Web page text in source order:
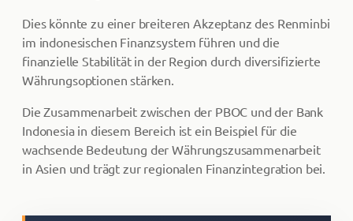
Dies könnte zu einer breiteren Akzeptanz des Renminbi
im indonesischen Finanzsystem führen und die
finanzielle Stabilität in der Region durch diversifizierte
Währungsoptionen stärken.
Die Zusammenarbeit zwischen der PBOC und der Bank
Indonesia in diesem Bereich ist ein Beispiel für die
wachsende Bedeutung der Währungszusammenarbeit
in Asien und trägt zur regionalen Finanzintegration bei.